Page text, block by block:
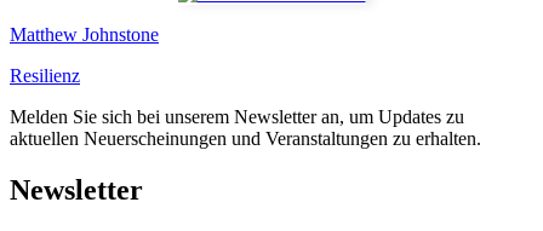
Matthew Johnstone
Resilienz
Melden Sie sich bei unserem Newsletter an, um Updates zu
aktuellen Neuerscheinungen und Veranstaltungen zu erhalten.
Newsletter